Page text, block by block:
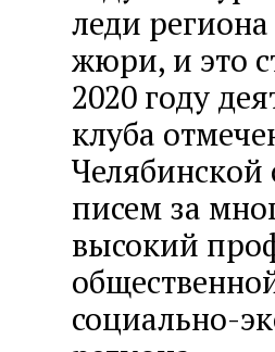
леди
жюри, и это
2020 году
клуба
Челябинской
писем за
высокий
социально-